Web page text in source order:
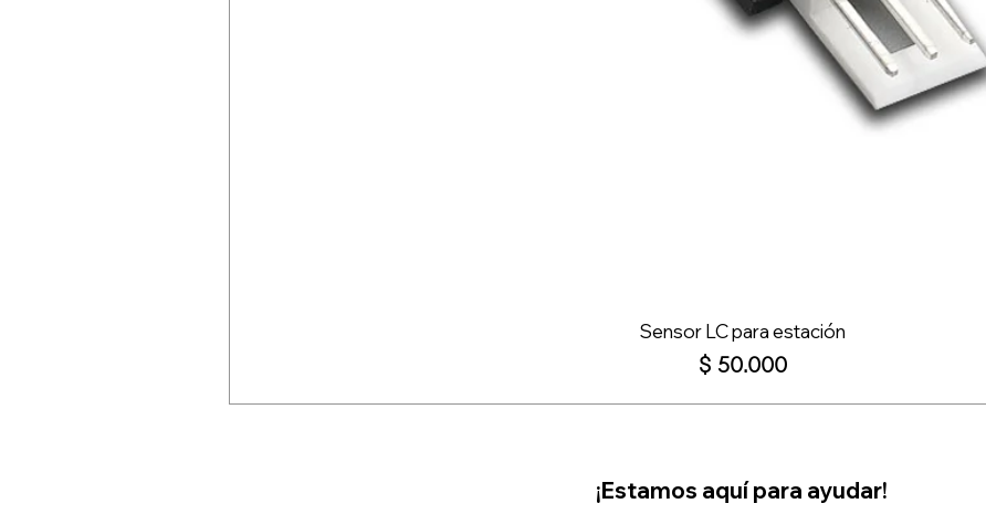
Sensor LC para estación
Precio
$ 50.000
¡Estamos aquí para ayudar!